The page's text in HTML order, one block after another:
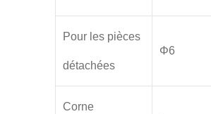
Pour les pièces
détachées
Φ6
Corne